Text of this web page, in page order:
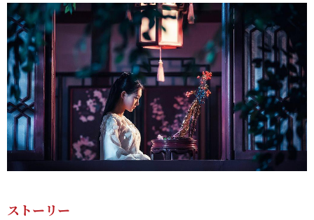
ストーリー